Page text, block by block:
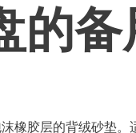
的
橡胶层的背绒砂垫。